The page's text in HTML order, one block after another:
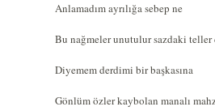
Anlamadım ayrılığa sebep ne
Bu nağmeler unutulur sazdaki teller
Diyemem derdimi bir başkasına
Gönlüm özler kaybolan manalı